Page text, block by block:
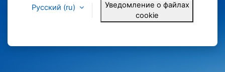
Русский ‎(ru)‎
Уведомление о файлах
cookie